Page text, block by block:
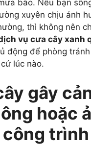
bão. Nếu bạn
xuyên chịu ảnh
thì không nên
vụ cưa cây xanh
động để phòng
lúc nào.
gây
hoặc
trình